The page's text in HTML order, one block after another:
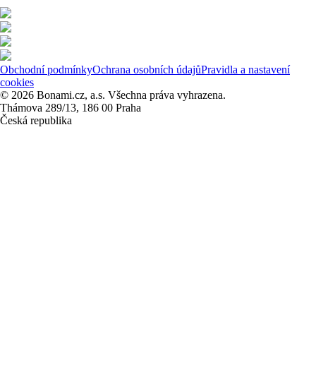
Obchodní podmínkyOchrana osobních údajůPravidla a nastavení
cookies
© 2026 Bonami.cz, a.s. Všechna práva vyhrazena.
Thámova 289/13, 186 00 Praha
Česká republika